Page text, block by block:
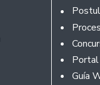
Portal
Guía